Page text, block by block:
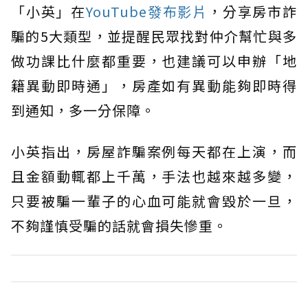
「小英」在YouTube發布影片 ，分享房市詐
騙的5大類型，並提醒民眾找對仲介幫忙與多
做功課比什麼都重要，也建議可以申辦「地
籍異動即時通」，房產如有異動能夠即時得
到通知，多一分保障。
小英指出，房屋詐騙案例每天都在上演，而
且金額動輒都上千萬，手法也越來越多變，
只要被騙一輩子的心血可能就會毀於一旦，
不夠謹慎受騙的話就會損失慘重。